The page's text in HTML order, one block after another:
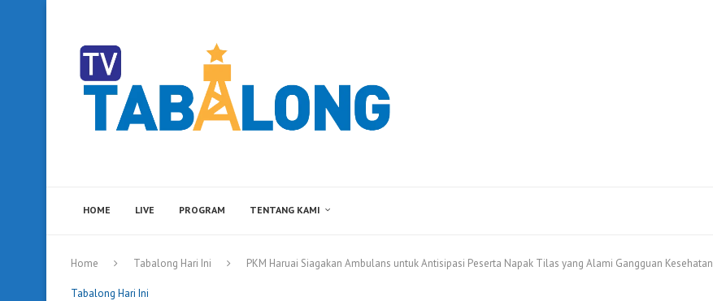
HOME LIVE PROGRAM TENTANG KAMI
Home Tabalong Hari Ini PKM Haruai Siagakan Ambulans untuk Antisipasi Peserta Napak Tilas yang Alami Gangguan Kesehatan
Tabalong Hari Ini